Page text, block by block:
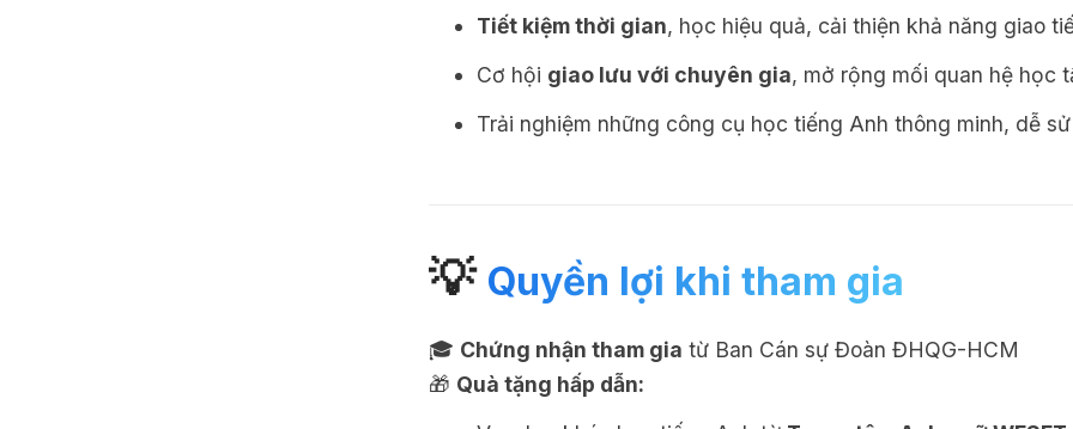
Tiết kiệm thời gian, học hiệu quả, cải thiện khả năng giao
Cơ hội giao lưu với chuyên gia, mở rộng mối quan hệ học
Trải nghiệm những công cụ học tiếng Anh thông minh, dễ
💡 Quyền lợi khi tham gia
🎓 Chứng nhận tham gia từ Ban Cán sự Đoàn ĐHQG-HCM
🎁 Quà tặng hấp dẫn: